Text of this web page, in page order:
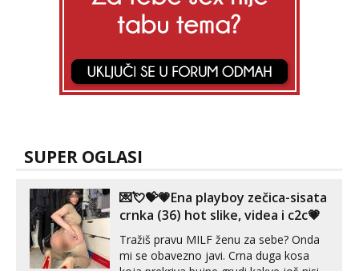
SUPER OGLASI
💌💘💝💗Ena playboy zečica-sisata
crnka (36) hot slike, videa i c2c💗
Tražiš pravu MILF ženu za sebe? Onda
mi se obavezno javi. Crna duga kosa